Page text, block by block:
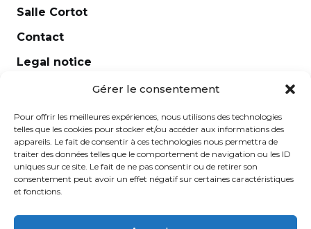
Gérer le consentement
Pour offrir les meilleures expériences, nous utilisons des technologies
telles que les cookies pour stocker et/ou accéder aux informations des
appareils. Le fait de consentir à ces technologies nous permettra de
traiter des données telles que le comportement de navigation ou les ID
uniques sur ce site. Le fait de ne pas consentir ou de retirer son
consentement peut avoir un effet négatif sur certaines caractéristiques
et fonctions.
Salle Cortot
Contact
Legal notice